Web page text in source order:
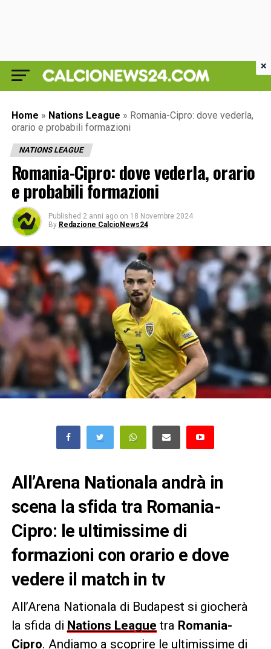
Home » Nations League » Romania-Cipro: dove vederla,
orario e probabili formazioni
NATIONS LEAGUE
Romania-Cipro: dove vederla, orario
e probabili formazioni
Published 2 anni ago on 18 Novembre 2024
By Redazione CalcioNews24
All’Arena Nationala andrà in
scena la sfida tra Romania-
Cipro: le ultimissime di
formazioni con orario e dove
vedere il match in tv
All’Arena Nationala di Budapest si giocherà
la sfida di Nations League tra Romania-
Cipro. Andiamo a scoprire le ultimissime di
×